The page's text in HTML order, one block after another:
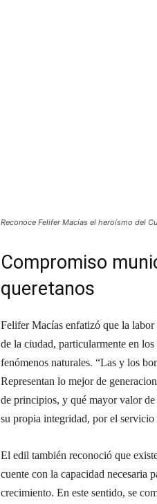
Reconoce Felifer Macías el heroísmo del
Compromiso
queretanos
Felifer Macías enfatizó que la
de la ciudad, particularmente en
fenómenos naturales. “Las y los
Representan lo mejor de
de principios, y qué mayor valor
su propia integridad, por el servicio
El edil también reconoció que
cuente con la capacidad necesaria
crecimiento. En este sentido, se